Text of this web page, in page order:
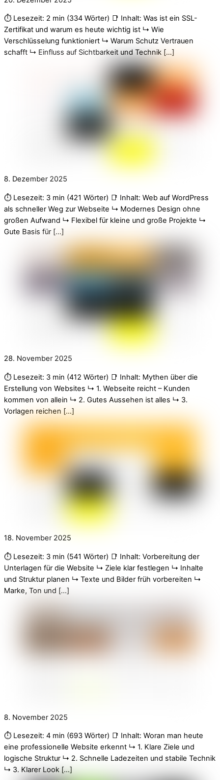
⏱️ Lesezeit: 2 min (334 Wörter) 📑 Inhalt: Was ist ein SSL-
Zertifikat und warum es heute wichtig ist ↳ Wie
Verschlüsselung funktioniert ↳ Warum Schutz Vertrauen
schafft ↳ Einfluss auf Sichtbarkeit und Technik […]
8. Dezember 2025
⏱️ Lesezeit: 3 min (421 Wörter) 📑 Inhalt: Web auf WordPress
als schneller Weg zur Webseite ↳ Modernes Design ohne
großen Aufwand ↳ Flexibel für kleine und große Projekte ↳
Gute Basis für […]
28. November 2025
⏱️ Lesezeit: 3 min (412 Wörter) 📑 Inhalt: Mythen über die
Erstellung von Websites ↳ 1. Webseite reicht – Kunden
kommen von allein ↳ 2. Gutes Aussehen ist alles ↳ 3.
Vorlagen reichen […]
18. November 2025
⏱️ Lesezeit: 3 min (541 Wörter) 📑 Inhalt: Vorbereitung der
Unterlagen für die Website ↳ Ziele klar festlegen ↳ Inhalte
und Struktur planen ↳ Texte und Bilder früh vorbereiten ↳
Marke, Ton und […]
8. November 2025
⏱️ Lesezeit: 4 min (693 Wörter) 📑 Inhalt: Woran man heute
eine professionelle Website erkennt ↳ 1. Klare Ziele und
logische Struktur ↳ 2. Schnelle Ladezeiten und stabile Technik
↳ 3. Klarer Look […]